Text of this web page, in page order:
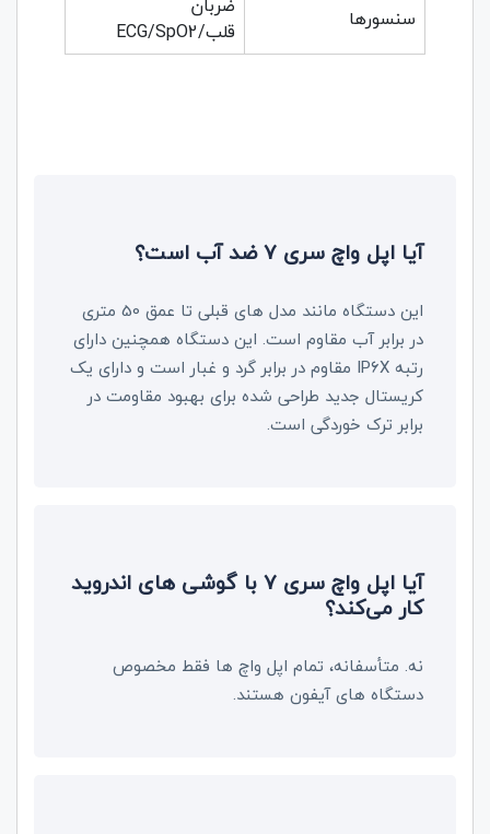
سنسورها
قلب/ECG/SpO2
آیا اپل واچ سری 7 ضد آب است؟
این دستگاه مانند مدل های قبلی تا عمق 50 متری
در برابر آب مقاوم است. این دستگاه همچنین دارای
رتبه IP6X مقاوم در برابر گرد و غبار است و دارای یک
کریستال جدید طراحی شده برای بهبود مقاومت در
برابر ترک خوردگی است.
آیا اپل واچ سری 7 با گوشی های اندروید
کار می‌کند؟
نه. متأسفانه، تمام اپل واچ‌ ها فقط مخصوص
دستگاه های آیفون هستند.